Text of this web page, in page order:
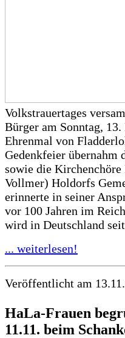
Volkstrauertages
Bürger am Sonntag,
Ehrenmal von
Gedenkfeier übernahm
sowie die
Vollmer) Holdorfs
erinnerte in seiner
vor 100 Jahren im
wird in Deutschland
... weiterlesen!
Veröffentlicht am
HaLa-Frauen
11.11. beim